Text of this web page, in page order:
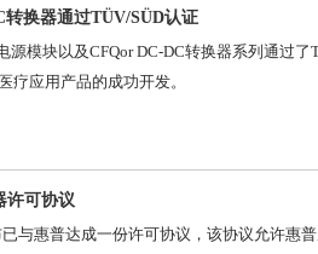
换器通过TÜV/SÜD认证
源模块以及CFQor DC-DC转换器系列通过
疗应用产品的成功开发。
许可协议
与惠普达成一份许可协议，该协议允许惠